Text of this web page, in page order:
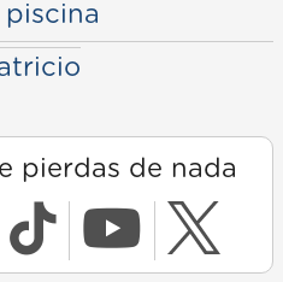
pierdas de nada